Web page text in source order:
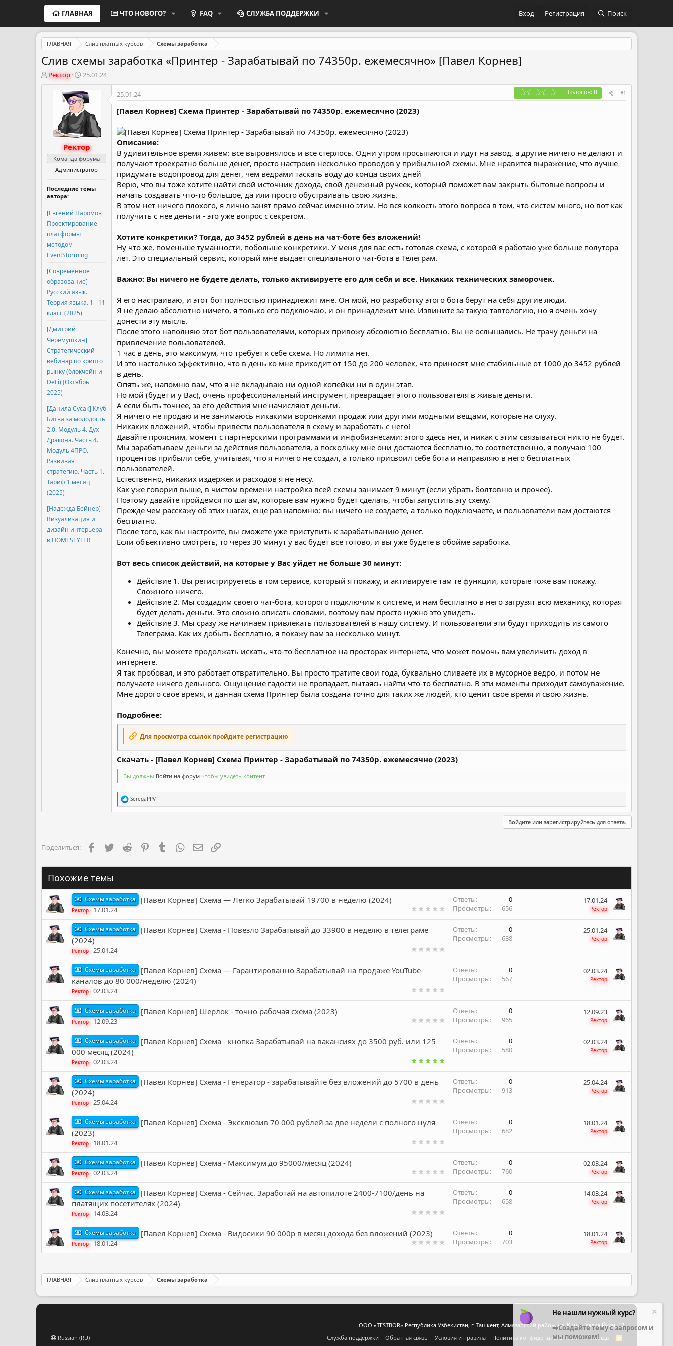
ГЛАВНАЯ ЧТО НОВОГО? FAQ СЛУЖБА ПОДДЕРЖКИ Вход Регистрация Поиск
ГЛАВНАЯ Слив платных курсов Схемы заработка
Слив схемы заработка «Принтер - Зарабатывай по 74350р. ежемесячно» [Павел Корнев]
А
в
Ректор
Д
а
т
а
н
а
ч
а
л
а
25.01.24
Ректор
Команда форума
Администратор
Последние темы
автора:
[Евгений Паромов]
Проектирование
платформы
методом
EventStorming
[Современное
образование]
Русский язык.
Теория языка. 1 - 11
класс (2025)
[Дмитрий
Черемушкин]
Стратегический
вебинар по крипто
рынку (блокчейн и
DeFi) (Октябрь
2025)
[Данила Сусак] Клуб
Битва за молодость
2.0. Модуль 4. Дух
Дракона. Часть 4.
Модуль 4ПРО.
Развивая
стратегию. Часть 1.
Тариф 1 месяц
(2025)
[Надежда Бейнер]
Визуализация и
дизайн интерьера
в HOMESTYLER
25.01.24 Голосов: 0 #1
[Павел Корнев] Схема Принтер - Зарабатывай по 74350р. ежемесячно (2023)
Описание:
В удивительное время живем: все выровнялось и все стерлось. Одни утром просыпаются и идут на завод, а другие ничего не делают и
получают троекратно больше денег, просто настроив несколько проводов у прибыльной схемы. Мне нравится выражение, что лучше
придумать водопровод для денег, чем ведрами таскать воду до конца своих дней
Верю, что вы тоже хотите найти свой источник дохода, свой денежный ручеек, который поможет вам закрыть бытовые вопросы и
начать создавать что-то большое, да или просто обустраивать свою жизнь.
В этом нет ничего плохого, я лично занят прямо сейчас именно этим. Но вся колкость этого вопроса в том, что систем много, но вот как
получить с нее деньги - это уже вопрос с секретом.
Хотите конкретики? Тогда, до 3452 рублей в день на чат-боте без вложений!
Ну что же, поменьше туманности, побольше конкретики. У меня для вас есть готовая схема, с которой я работаю уже больше полутора
лет. Это специальный сервис, который мне выдает специального чат-бота в Телеграм.
Важно: Вы ничего не будете делать, только активируете его для себя и все. Никаких технических заморочек.
Я его настраиваю, и этот бот полностью принадлежит мне. Он мой, но разработку этого бота берут на себя другие люди.
Я не делаю абсолютно ничего, я только его подключаю, и он принадлежит мне. Извините за такую тавтологию, но я очень хочу
донести эту мысль.
После этого наполняю этот бот пользователями, которых привожу абсолютно бесплатно. Вы не ослышались. Не трачу деньги на
привлечение пользователей.
1 час в день, это максимум, что требует к себе схема. Но лимита нет.
И это настолько эффективно, что в день ко мне приходит от 150 до 200 человек, что приносят мне стабильные от 1000 до 3452 рублей
в день.
Опять же, напомню вам, что я не вкладываю ни одной копейки ни в один этап.
Но мой (будет и у Вас), очень профессиональный инструмент, превращает этого пользователя в живые деньги.
А если быть точнее, за его действия мне начисляют деньги.
Я ничего не продаю и не занимаюсь никакими воронками продаж или другими модными вещами, которые на слуху.
Никаких вложений, чтобы привести пользователя в схему и заработать с него!
Давайте проясним, момент с партнерскими программами и инфобизнесами: этого здесь нет, и никак с этим связываться никто не будет.
Мы зарабатываем деньги за действия пользователя, а поскольку мне они достаются бесплатно, то соответственно, я получаю 100
процентов прибыли себе, учитывая, что я ничего не создал, а только присвоил себе бота и направляю в него бесплатных
пользователей.
Естественно, никаких издержек и расходов я не несу.
Как уже говорил выше, в чистом времени настройка всей схемы занимает 9 минут (если убрать болтовню и прочее).
Поэтому давайте пройдемся по шагам, которые вам нужно будет сделать, чтобы запустить эту схему.
Прежде чем расскажу об этих шагах, еще раз напомню: вы ничего не создаете, а только подключаете, и пользователи вам достаются
бесплатно.
После того, как вы настроите, вы сможете уже приступить к зарабатыванию денег.
Если объективно смотреть, то через 30 минут у вас будет все готово, и вы уже будете в обойме заработка.
Вот весь список действий, на которые у Вас уйдет не больше 30 минут:
Действие 1. Вы регистрируетесь в том сервисе, который я покажу, и активируете там те функции, которые тоже вам покажу.
Сложного ничего.
Действие 2. Мы создадим своего чат-бота, которого подключим к системе, и нам бесплатно в него загрузят всю механику, которая
будет делать деньги. Это сложно описать словами, поэтому вам просто нужно это увидеть.
Действие 3. Мы сразу же начинаем привлекать пользователей в нашу систему. И пользователи эти будут приходить из самого
Телеграма. Как их добыть бесплатно, я покажу вам за несколько минут.
Конечно, вы можете продолжать искать, что-то бесплатное на просторах интернета, что может помочь вам увеличить доход в
интернете.
Я так пробовал, и это работает отвратительно. Вы просто тратите свои года, буквально сливаете их в мусорное ведро, и потом не
получаете ничего дельного. Ощущение гадости не пропадает, пытаясь найти что-то бесплатно. В эти моменты приходит самоуважение.
Мне дорого свое время, и данная схема Принтер была создана точно для таких же людей, кто ценит свое время и свою жизнь.
Подробнее:
Для просмотра ссылок пройдите регистрацию
Скачать - [Павел Корнев] Схема Принтер - Зарабатывай по 74350р. ежемесячно (2023)
Вы должны Войти на форум чтобы увидеть контент.
Р
е
а
:
SeregaPPV
Войдите или зарегистрируйтесь для ответа.
Поделиться: FacebookTwitter Reddit PinterestTumblr WhatsAppЭлектронная почта
Похожие темы
Схемы заработка [Павел Корнев] Схема — Легко Зарабатывай 19700 в неделю (2024)
Ректор 17.01.24
Ответы
0
Просмотры
656
17.01.24
Ректор
Схемы заработка
[Павел Корнев] Схема - Повезло Зарабатывай до 33900 в неделю в телеграме
(2024)
Ректор 25.01.24
Ответы
0
Просмотры
638
25.01.24
Ректор
Схемы заработка
[Павел Корнев] Схема — Гарантированно Зарабатывай на продаже YouTube-
каналов до 80 000/неделю (2024)
Ректор 02.03.24
Ответы
0
Просмотры
567
02.03.24
Ректор
Схемы заработка [Павел Корнев] Шерлок - точно рабочая схема (2023)
Ректор 12.09.23
Ответы
0
Просмотры
965
12.09.23
Ректор
Схемы заработка
[Павел Корнев] Схема - кнопка Зарабатывай на вакансиях до 3500 руб. или 125
000 месяц (2024)
Ректор 02.03.24
Ответы
0
Просмотры
580
02.03.24
Ректор
Схемы заработка
[Павел Корнев] Схема - Генератор - зарабатывайте без вложений до 5700 в день
(2024)
Ректор 25.04.24
Ответы
0
Просмотры
913
25.04.24
Ректор
Схемы заработка
[Павел Корнев] Схема - Эксклюзив 70 000 рублей за две недели с полного нуля
(2023)
Ректор 18.01.24
Ответы
0
Просмотры
682
18.01.24
Ректор
Схемы заработка [Павел Корнев] Схема - Максимум до 95000/месяц (2024)
Ректор 02.03.24
Ответы
0
Просмотры
760
02.03.24
Ректор
Схемы заработка
[Павел Корнев] Схема - Сейчас. Заработай на автопилоте 2400-7100/день на
платящих посетителях (2024)
Ректор 14.03.24
Ответы
0
Просмотры
658
14.03.24
Ректор
Схемы заработка [Павел Корнев] Cхема - Видосики 90 000р в месяц дохода без вложений (2023)
Ректор 18.01.24
Ответы
0
Просмотры
703
18.01.24
Ректор
ГЛАВНАЯ Слив платных курсов Схемы заработка
ООО «TESTBOR» Республика Узбекистан, г. Ташкент, Алмазарский район, ул. Кичик Халка Йули, 17
Russian (RU)
Служба поддержки Обратная связь Условия и правила Политика конфиденциальности Помощь
R
Не нашли нужный курс?
➡️Создайте тему с запросом и
мы поможем!